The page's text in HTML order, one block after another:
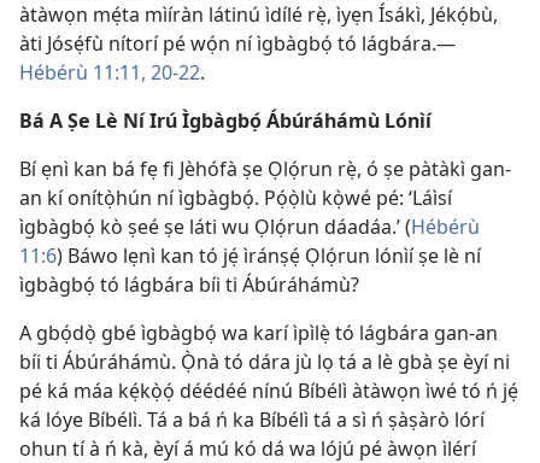
àtàwọn mẹ́ta mìíràn látinú ìdílé rẹ̀, ìyẹn Ísákì, Jékọ́bù,
àti Jósẹ́fù nítorí pé wọ́n ní ìgbàgbọ́ tó lágbára.—
Hébérù 11:11, 20-22.
Bá A Ṣe Lè Ní Irú Ìgbàgbọ́ Ábúráhámù Lónìí
Bí ẹnì kan bá fẹ fi Jèhófà ṣe Ọlọ́run rẹ̀, ó ṣe pàtàkì gan-
an kí onítọ̀hún ní ìgbàgbọ́. Pọ́ọ̀lù kọ̀wé pé: ‘Láìsí
ìgbàgbọ́ kò ṣeé ṣe láti wu Ọlọ́run dáadáa.’ (Hébérù
11:6) Báwo lẹnì kan tó jẹ́ ìránṣẹ́ Ọlọ́run lónìí ṣe lè ní
ìgbàgbọ́ tó lágbára bíi ti Ábúráhámù?
A gbọ́dọ̀ gbé ìgbàgbọ́ wa karí ìpìlẹ̀ tó lágbára gan-an
bíi ti Ábúráhámù. Ọ̀nà tó dára jù lọ tá a lè gbà ṣe èyí ni
pé ká máa kẹ́kọ̀ọ́ déédéé nínú Bíbélì àtàwọn ìwé tó ń jẹ́
ká lóye Bíbélì. Tá a bá ń ka Bíbélì tá a sì ń ṣàṣàrò lórí
ohun tí à ń kà, èyí á mú kó dá wa lójú pé àwọn ìlérí